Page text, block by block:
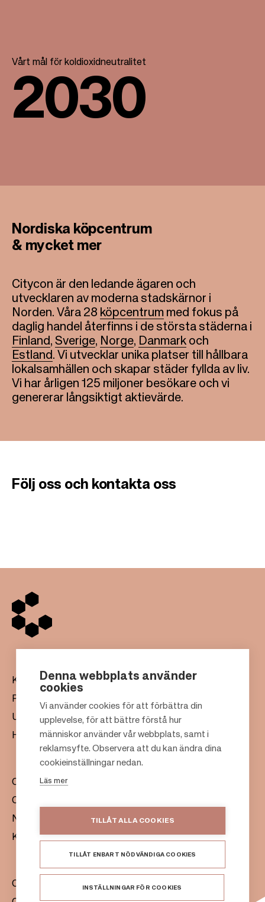
Vårt mål för koldioxidneutralitet
2030
Nordiska köpcentrum
& mycket mer
Citycon är den ledande ägaren och
utvecklaren av moderna stadskärnor i
Norden. Våra 28 köpcentrum med fokus på
daglig handel återfinns i de största städerna i
Finland, Sverige, Norge, Danmark och
Estland. Vi utvecklar unika platser till hållbara
lokalsamhällen och skapar städer fyllda av liv.
Vi har årligen 125 miljoner besökare och vi
genererar långsiktigt aktievärde.
Följ oss och kontakta oss
o
t
Köpcentrum
Presentkort
Uthyrning
Hållbarhet
Om oss
Citylife
Nyhetsrum
Kontakt
Citycon Group
Denna webbplats använder
cookies
Vi använder cookies för att förbättra din
upplevelse, för att bättre förstå hur
människor använder vår webbplats, samt i
reklamsyfte. Observera att du kan ändra dina
cookieinställningar nedan.
Läs mer
TILLÅT ALLA COOKIES
TILLÅT ENBART NÖDVÄNDIGA COOKIES
INSTÄLLNINGAR FÖR COOKIES